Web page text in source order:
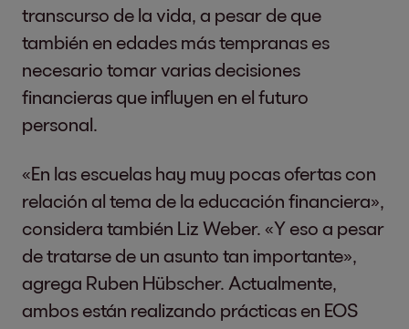
transcurso de la vida, a pesar de que
también en edades más tempranas es
necesario tomar varias decisiones
financieras que influyen en el futuro
personal.
«En las escuelas hay muy pocas ofertas con
relación al tema de la educación financiera»,
considera también Liz Weber. «Y eso a pesar
de tratarse de un asunto tan importante»,
agrega Ruben Hübscher. Actualmente,
ambos están realizando prácticas en EOS